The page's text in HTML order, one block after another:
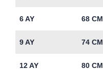
6 AY 68 CM
9 AY 74 CM
12 AY 80 CM